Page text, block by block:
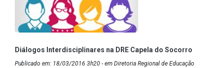
Diálogos Interdisciplinares na DRE Capela do Socorro
Publicado em: 18/03/2016 3h20 - em Diretoria Regional de Educação